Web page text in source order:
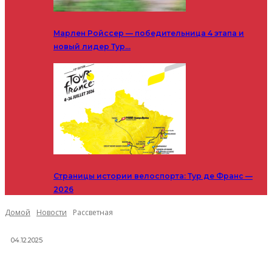
Марлен Ройссер — победительница 4 этапа и
новый лидер Тур…
Страницы истории велоспорта: Тур де Франс —
2026
Домой Новости Рассветная
04.12.2025